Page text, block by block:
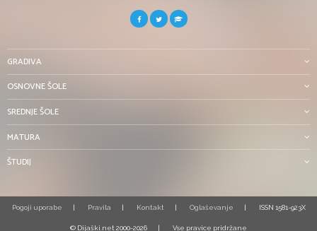
GRADIVA
OSNOVNE ŠOLE
SREDNJE ŠOLE
MATURA
ŠTUDIJ
Pogoji uporabe Pravila Kontakt Oglaševanje ISSN 1581-923X
© Dijaški.net 2000-2026 Vse pravice pridržane